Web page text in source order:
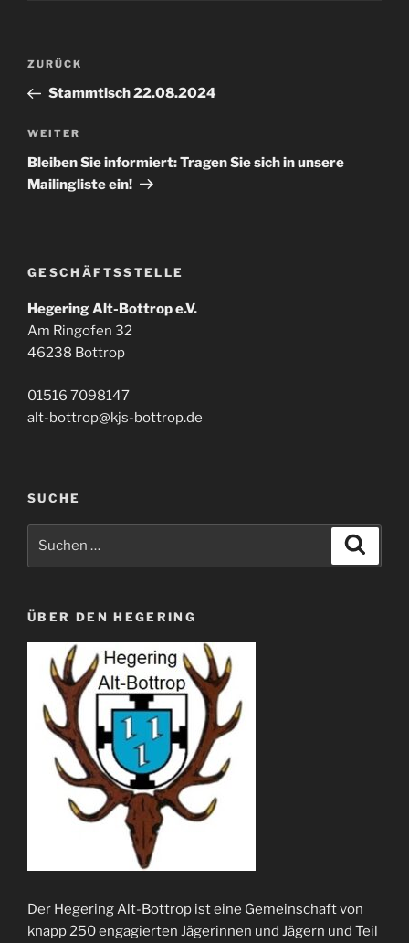
Beitragsnavigation
Vorheriger
Beitrag
ZURÜCK
Stammtisch 22.08.2024
Nächster
Beitrag
WEITER
Bleiben Sie informiert: Tragen Sie sich in unsere
Mailingliste ein!
GESCHÄFTSSTELLE
Hegering Alt-Bottrop e.V.
Am Ringofen 32
46238 Bottrop
01516 7098147
alt-bottrop@kjs-bottrop.de
SUCHE
ÜBER DEN HEGERING
Der Hegering Alt-Bottrop ist eine Gemeinschaft von
knapp 250 engagierten Jägerinnen und Jägern und Teil